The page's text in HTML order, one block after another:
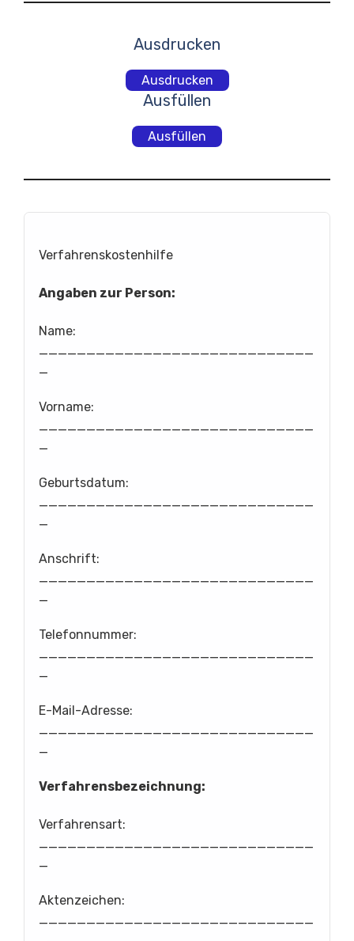
Ausdrucken
Ausdrucken
Ausfüllen
Ausfüllen
Verfahrenskostenhilfe
Angaben zur Person:
Name:
Vorname:
Geburtsdatum:
Anschrift:
Telefonnummer:
E-Mail-Adresse:
Verfahrensbezeichnung:
Verfahrensart:
Aktenzeichen: